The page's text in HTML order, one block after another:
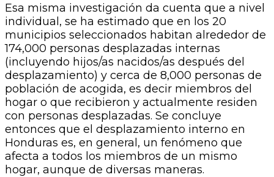
Esa misma investigación da cuenta que a nivel
individual, se ha estimado que en los 20
municipios seleccionados habitan alrededor de
174,000 personas desplazadas internas
(incluyendo hijos/as nacidos/as después del
desplazamiento) y cerca de 8,000 personas de
población de acogida, es decir miembros del
hogar o que recibieron y actualmente residen
con personas desplazadas. Se concluye
entonces que el desplazamiento interno en
Honduras es, en general, un fenómeno que
afecta a todos los miembros de un mismo
hogar, aunque de diversas maneras.